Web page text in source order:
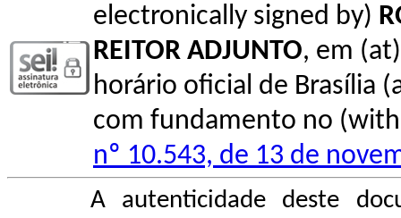
electronically signed by)
REITOR ADJUNTO, em
horário oficial de Brasília
com fundamento no
nº 10.543, de 13 de
A autenticidade deste